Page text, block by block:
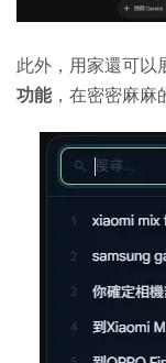
此外，用家還可以
功能，在密密麻麻